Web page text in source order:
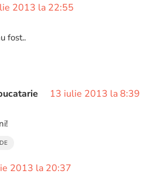
2013 la 22:55
fost..
13 iulie 2013 la 8:39
2013 la 20:37